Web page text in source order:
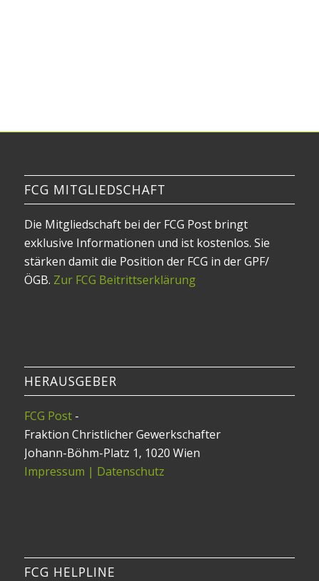
FCG MITGLIEDSCHAFT
Die Mitgliedschaft bei der FCG Post bringt
exklusive Informationen und ist kostenlos. Sie
stärken damit die Position der FCG in der GPF/
ÖGB. Zur FCG Beitrittserklärung
HERAUSGEBER
FCG Post-
Fraktion Christlicher Gewerkschafter
Johann-Böhm-Platz 1, 1020 Wien
Impressum | Datenschutz
FCG HELPLINE